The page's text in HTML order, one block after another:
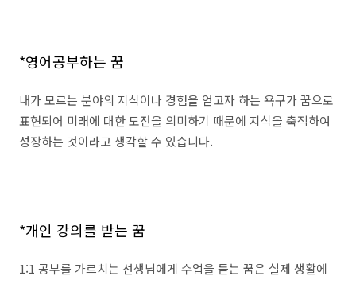
*영어공부하는 꿈
내가 모르는 분야의 지식이나 경험을 얻고자 하는 욕구가 꿈으로
표현되어 미래에 대한 도전을 의미하기 때문에 지식을 축적하여
성장하는 것이라고 생각할 수 있습니다.
*개인 강의를 받는 꿈
1:1 공부를 가르치는 선생님에게 수업을 듣는 꿈은 실제 생활에